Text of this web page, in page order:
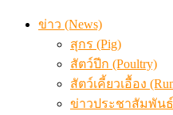
ข่าว (News)
สุกร (Pig)
สัตว์ปีก (Poultry)
สัตว์เคี้ยวเอื้อง
ข่าวประชาสัมพันธ์